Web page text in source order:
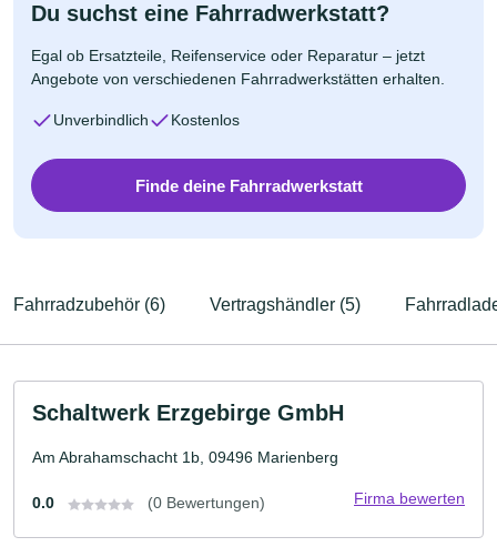
Du suchst eine Fahrradwerkstatt?
Egal ob Ersatzteile, Reifenservice oder Reparatur – jetzt
Angebote von verschiedenen Fahrradwerkstätten erhalten.
Unverbindlich Kostenlos
Finde deine Fahrradwerkstatt
Fahrradzubehör (6) Vertragshändler (5)
Schaltwerk Erzgebirge GmbH
Am Abrahamschacht 1b, 09496 Marienberg
0.0 (0 Bewertungen) Firma bewerten